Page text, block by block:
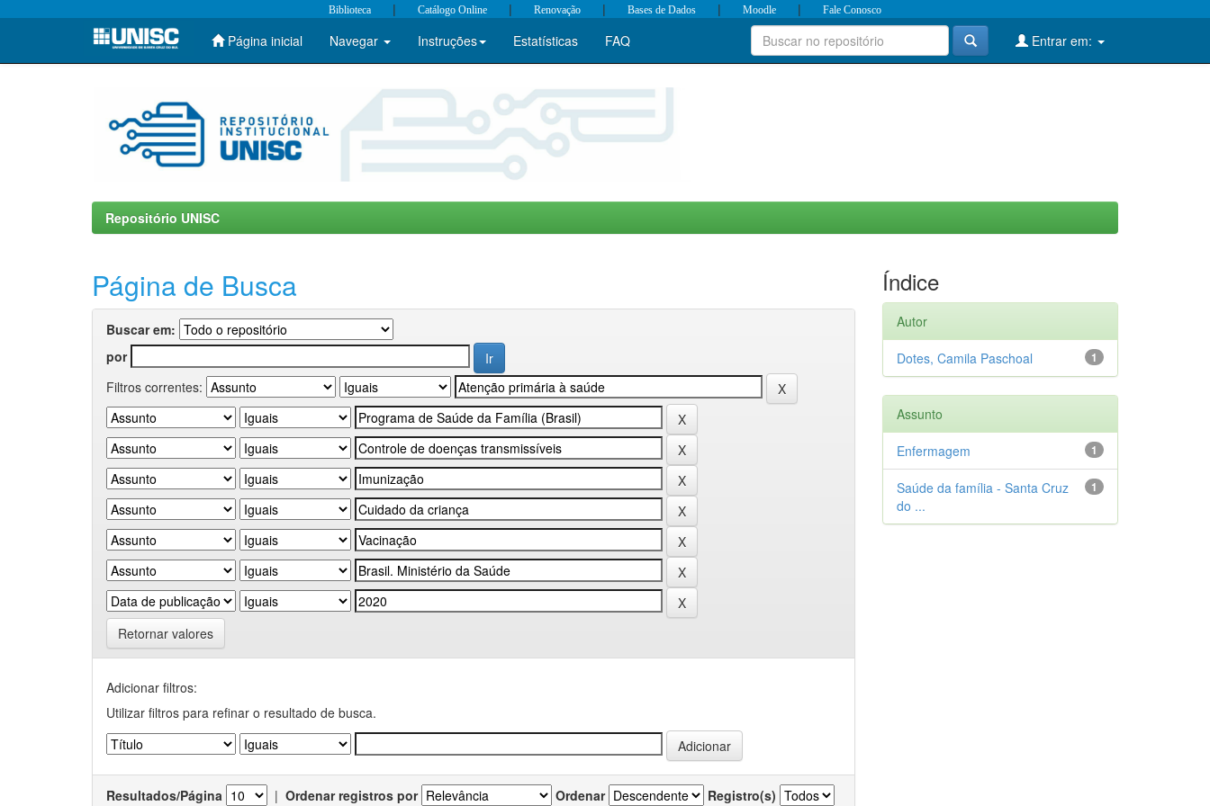
Skip
Biblioteca | Catálogo Online | Renovação | Bases de Dados | Moodle | Fale Conosco
Página inicial Navegar Instruções Estatísticas FAQ Entrar em:
Repositório UNISC
Página de Busca
Buscar em:
por
Filtros correntes:
Retornar valores
Adicionar filtros:
Utilizar filtros para refinar o resultado de busca.
Resultados/Página | Ordenar registros por Ordenar Registro(s)
Índice
Autor
1
Dotes, Camila Paschoal
Assunto
1
Enfermagem
1
Saúde da família - Santa Cruz
do ...